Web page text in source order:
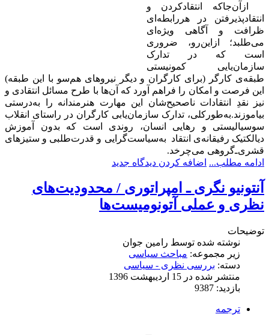
ازآن‌جاکه
انتقادکردن و
انتقادپذیرفتن در هررابطه‌ای
ظرافت و آگاهی ویژه‌ای
می‌طلبد؛ ازاین‌رو، ضروری
است که در تدارک
سازمان‌یایی کمونیستی
طبقه‌ی کارگر (برای کارگران و دیگر نیروھای هم‌سو با این طبقه‌)
این فرصت و امکان را فراهم آورد که آن‌ها با طرح مسائل انتقادى و
نیز نقدِ انتقادات ناصحیح‌شان این مهارت هنرمندانه را به‌درستی
بیاموزند.به‌طورکلی، تدارک سازمان‌یابی کارگران در راستای انقلاب
سوسیالیستی و رهایی انسان، روندی است که بدون آموزش
دیالکتیک رفیقانه‌ی انتقاد به‌سیاست‌گرایی و قدرت‌طلبی و ستیزهای
قشری‌ـ‌گروهی می‌چرخد.
ادامه مطلب... اضافه کردن دیدگاه جدید
آنتونیو نگری ـ امپراتوری / محدودیت‌های
نظری و عملی آتونومیست‌ها
توضیحات
نوشته شده توسط رامین جوان
زیر مجموعه: مباحث سیاسی
دسته: بررسی نظری - سیاسی
منتشر شده در 15 ارديبهشت 1396
بازدید: 9387
ترجمه